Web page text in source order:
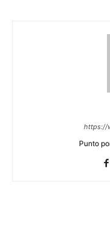
https://
Punto